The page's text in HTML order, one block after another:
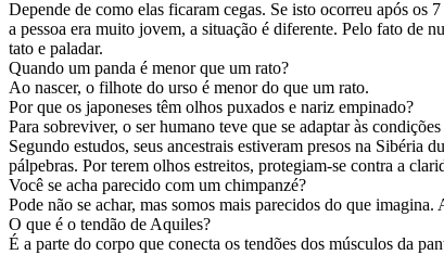
Depende de como elas ficaram cegas. Se isto ocorreu após os
a pessoa era muito jovem, a situação é diferente. Pelo fato de
tato e paladar.
Quando um panda é menor que um rato?
Ao nascer, o filhote do urso é menor do que um rato.
Por que os japoneses têm olhos puxados e nariz empinado?
Para sobreviver, o ser humano teve que se adaptar às
Segundo estudos, seus ancestrais estiveram presos na Sibéria
pálpebras. Por terem olhos estreitos, protegiam-se contra a
Você se acha parecido com um chimpanzé?
Pode não se achar, mas somos mais parecidos do que
O que é o tendão de Aquiles?
É a parte do corpo que conecta os tendões dos músculos da